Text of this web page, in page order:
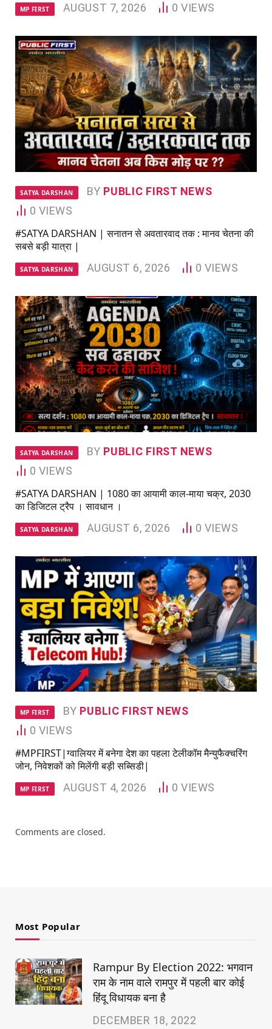
MP FIRST AUGUST 7, 2026 0VIEWS
SATYA DARSHAN BY PUBLIC FIRST NEWS
0 VIEWS
#SATYA DARSHAN | सनातन से अवतारवाद तक : मानव चेतना की
सबसे बड़ी यात्रा |
SATYA DARSHAN AUGUST 6, 2026 0 VIEWS
SATYA DARSHAN BY PUBLIC FIRST NEWS
0 VIEWS
#SATYA DARSHAN | 1080 का आयामी काल-माया चक्र, 2030
का डिजिटल ट्रैप । सावधान ।
SATYA DARSHAN AUGUST 6, 2026 0 VIEWS
MP FIRST BY PUBLIC FIRST NEWS
0 VIEWS
#MPFIRST|ग्वालियर में बनेगा देश का पहला टेलीकॉम मैन्युफैक्चरिंग
जोन, निवेशकों को मिलेंगी बड़ी सब्सिडी|
MP FIRST AUGUST 4, 2026 0VIEWS
Comments are closed.
Most Popular
Rampur By Election 2022: भगवान
राम के नाम वाले रामपुर में पहली बार कोई
हिंदू विधायक बना है
DECEMBER 18, 2022